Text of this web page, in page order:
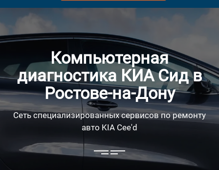
Компьютерная
диагностика КИА Сид в
Ростове-на-Дону
Сеть специализированных сервисов по ремонту
авто KIA Cee'd